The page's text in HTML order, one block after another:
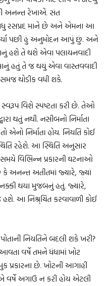
અનન્ત રેખાએં. સંત
રસપ્રદ માને છે અને એમના આ
પછી હું અનુમોદન આપું છું. અને
હશે તે થશે એવા પલાયનવાદી
હતું તે જ થયું એવા વાસ્તવવાદી
થોડીક વધી શકે.
વિશે સ્પષ્ટતા કરી છે. તેઓ
થતું નથી. નસીબનો નિર્માતા
એનો નિર્માતા હોય. નિયતિ કોઈ
રહેશે. આ સ્થિતિ અનુસાર
વિભિન્ન પ્રકારની ઘટનાઓ
અતીતમાં જ્યારે, જ્યાં
થયા મુજબનું હતું. જ્યારે,
આ નિશ્ર્ચિત કરવાવાળી કોઈ
નિયતિને બદલી શકે ખરી?
વર્ષે તમને ધંધામાં ખોટ
પ્રકારના છે. ખોટની આગાહી
અગાઉ ન કરી હોય એટલી